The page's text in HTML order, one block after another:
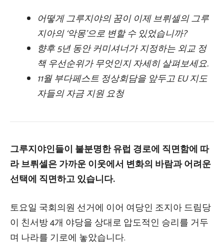
어떻게 그루지야의 꿈이 이제 브뤼셀의 그루
지아의 ‘악몽’으로 변할 수 있었습니까?
향후 5년 동안 커미셔너가 지정하는 외교 정
책 우선순위가 무엇인지 자세히 살펴보세요.
11월 부다페스트 정상회담을 앞두고 EU 지도
자들의 자금 지원 요청
그루지야인들이 불분명한 유럽 경로에 직면함에 따
라 브뤼셀은 가까운 이웃에서 변화의 바람과 어려운
선택에 직면하고 있습니다.
토요일 국회의원 선거에 이어 여당인 조지아 드림당
이 친서방 4개 야당을 상대로 압도적인 승리를 거두
며 나라를 기로에 놓았습니다.